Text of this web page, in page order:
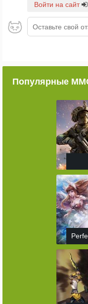
Войти на сайт
Оставьте свой
Популярные